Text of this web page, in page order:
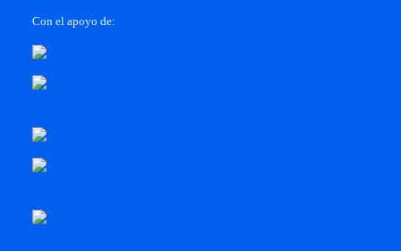
Con el apoyo de: